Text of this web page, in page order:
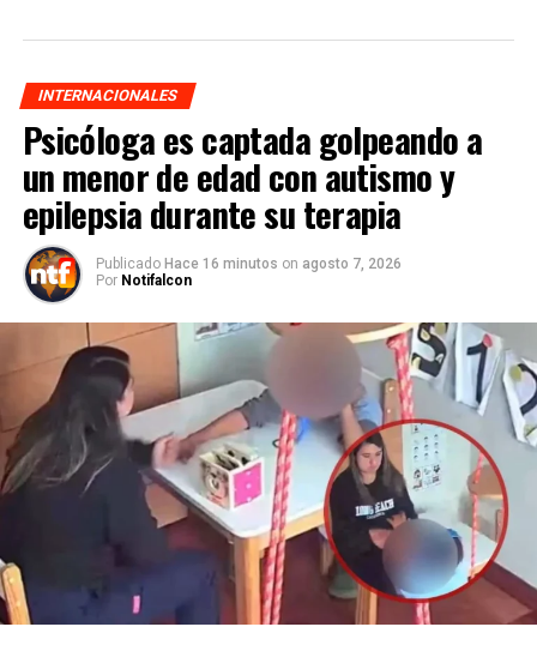
INTERNACIONALES
Psicóloga es captada golpeando a
un menor de edad con autismo y
epilepsia durante su terapia
Publicado Hace 16 minutos on agosto 7, 2026
Por Notifalcon